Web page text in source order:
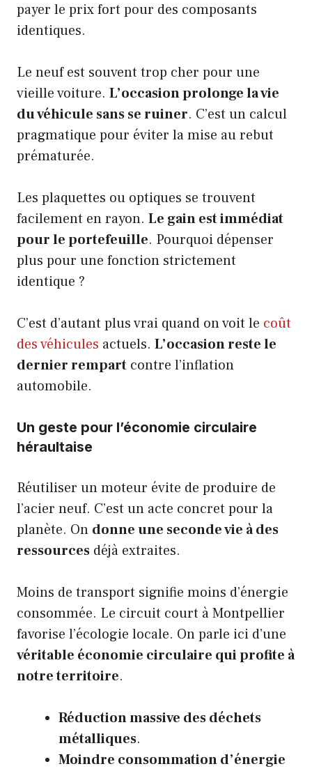
payer le prix fort pour des composants
identiques.
Le neuf est souvent trop cher pour une
vieille voiture. L’occasion prolonge la vie
du véhicule sans se ruiner. C’est un calcul
pragmatique pour éviter la mise au rebut
prématurée.
Les plaquettes ou optiques se trouvent
facilement en rayon. Le gain est immédiat
pour le portefeuille. Pourquoi dépenser
plus pour une fonction strictement
identique ?
C’est d’autant plus vrai quand on voit le coût
des véhicules actuels. L’occasion reste le
dernier rempart contre l’inflation
automobile.
Un geste pour l’économie circulaire
héraultaise
Réutiliser un moteur évite de produire de
l’acier neuf. C’est un acte concret pour la
planète. On donne une seconde vie à des
ressources déjà extraites.
Moins de transport signifie moins d’énergie
consommée. Le circuit court à Montpellier
favorise l’écologie locale. On parle ici d’une
véritable économie circulaire qui profite à
notre territoire.
Réduction massive des déchets
métalliques.
Moindre consommation d’énergie